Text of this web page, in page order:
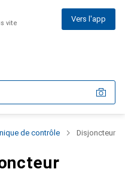
vite Vers l'app
de contrôle Disjoncteur